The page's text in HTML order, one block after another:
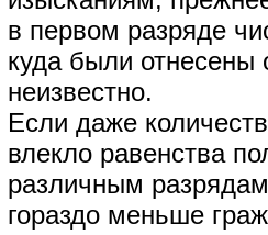
в первом разряде
куда были отнесены
неизвестно.
Если даже
влекло равенства
различным
гораздо меньше